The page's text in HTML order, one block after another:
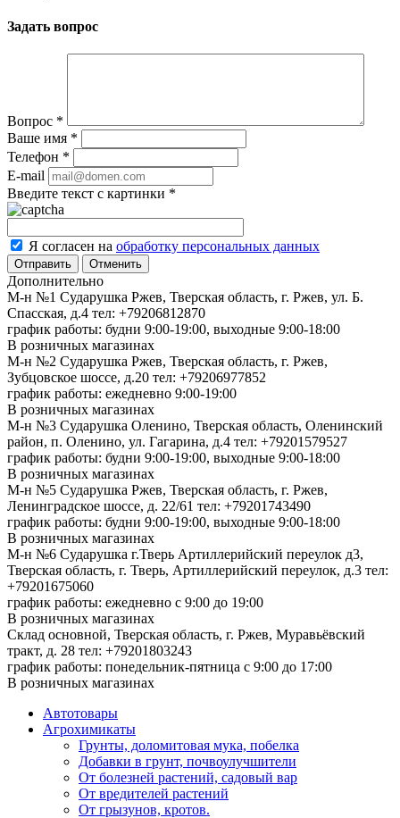
Задать вопрос
Вопрос *
Ваше имя *
Телефон *
E-mail
Введите текст с картинки *
Я согласен на обработку персональных данных
Отменить
Дополнительно
М-н №1 Сударушка Ржев, Тверская область, г. Ржев, ул. Б.
Спасская, д.4 тел: +79206812870
график работы: будни 9:00-19:00, выходные 9:00-18:00
В розничных магазинах
М-н №2 Cударушка Ржев, Тверская область, г. Ржев,
Зубцовское шоссе, д.20 тел: +79206977852
график работы: ежедневно 9:00-19:00
В розничных магазинах
М-н №3 Сударушка Оленино, Тверская область, Оленинский
район, п. Оленино, ул. Гагарина, д.4 тел: +79201579527
график работы: будни 9:00-19:00, выходные 9:00-18:00
В розничных магазинах
М-н №5 Сударушка Ржев, Тверская область, г. Ржев,
Ленинградское шоссе, д. 22/61 тел: +79201743490
график работы: будни 9:00-19:00, выходные 9:00-18:00
В розничных магазинах
М-н №6 Сударушка г.Тверь Артиллерийский переулок д3,
Тверская область, г. Тверь, Артиллерийский переулок, д.3 тел:
+79201675060
график работы: ежедневно с 9:00 до 19:00
В розничных магазинах
Склад основной, Тверская область, г. Ржев, Муравьёвский
тракт, д. 28 тел: +79201803243
график работы: понедельник-пятница с 9:00 до 17:00
В розничных магазинах
Автотовары
Агрохимикаты
Грунты, доломитовая мука, побелка
Добавки в грунт, почвоулучшители
От болезней растений, садовый вар
От вредителей растений
От грызунов, кротов.